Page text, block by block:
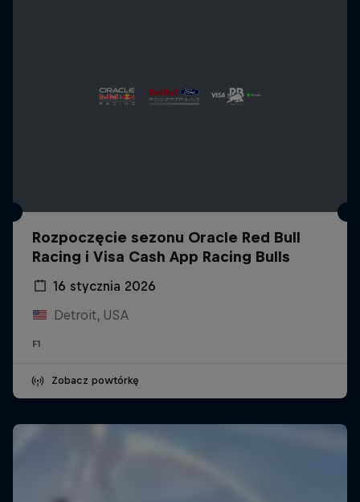
Rozpoczęcie sezonu Oracle Red Bull
Racing i Visa Cash App Racing Bulls
16 stycznia 2026
Detroit, USA
F1
Zobacz powtórkę